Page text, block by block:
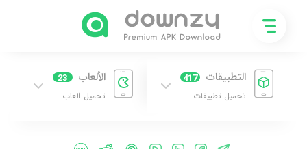
التطبيقات 417
تحميل تطبيقات
الألعاب 23
تحميل العاب